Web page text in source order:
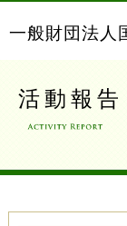
一般財団法人
活動報告